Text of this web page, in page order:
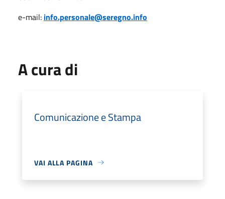
e-mail: info.personale@seregno.info
A cura di
Comunicazione e Stampa
VAI ALLA PAGINA